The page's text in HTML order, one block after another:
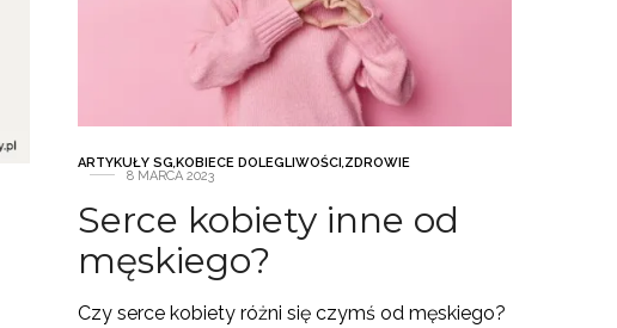
ARTYKUŁY SG,KOBIECE DOLEGLIWOŚCI,ZDROWIE
8 MARCA 2023
Serce kobiety inne od
męskiego?
Czy serce kobiety różni się czymś od męskiego?